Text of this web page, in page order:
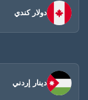
دولار كندي
دينار إردني